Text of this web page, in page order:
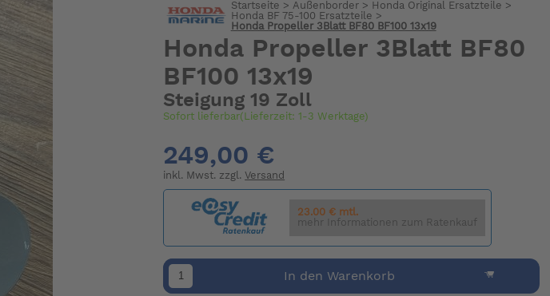
Startseite > Außenborder> Honda Original Ersatzteile >
Honda BF 75-100 Ersatzteile >
Honda Propeller 3Blatt BF80 BF100 13x19
Honda Propeller 3Blatt BF80
BF100 13x19
Steigung 19 Zoll
Sofort lieferbar(Lieferzeit: 1-3 Werktage)
249,00 €
inkl. Mwst. zzgl.Versand
23.00 € mtl.
mehr Informationen zum Ratenkauf
In den Warenkorb